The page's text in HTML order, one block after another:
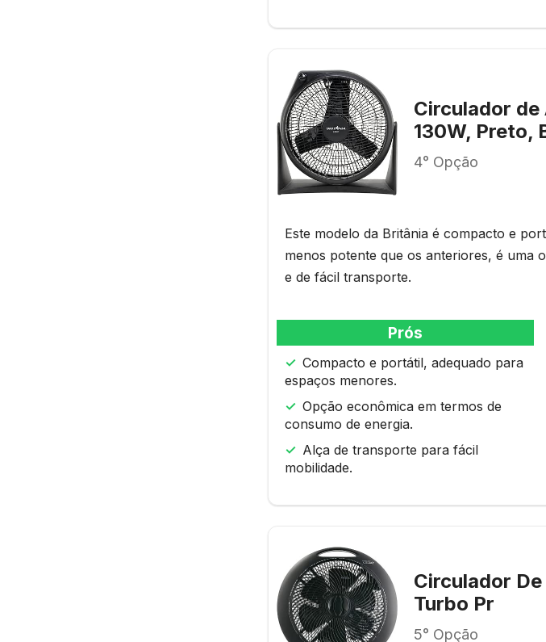
Circulador
130W, Preto,
4° Opção
Este modelo da Britânia é compacto e
menos potente que os anteriores, é uma
e de fácil transporte.
Prós
Compacto e portátil, adequado para
espaços menores.
Opção econômica em termos de
consumo de energia.
Alça de transporte para fácil
mobilidade.
Circulador
Turbo Pr
5° Opção